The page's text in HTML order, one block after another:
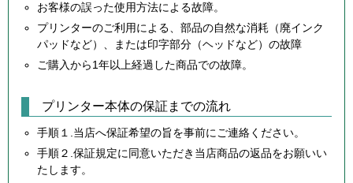
お客様の誤った使用方法による故障。
プリンターのご利用による、部品の自然な消耗（廃インク
パッドなど）、または印字部分（ヘッドなど）の故障
ご購入から1年以上経過した商品での故障。
プリンター本体の保証までの流れ
手順１.当店へ保証希望の旨を事前にご連絡ください。
手順２.保証規定に同意いただき当店商品の返品をお願いい
たします。